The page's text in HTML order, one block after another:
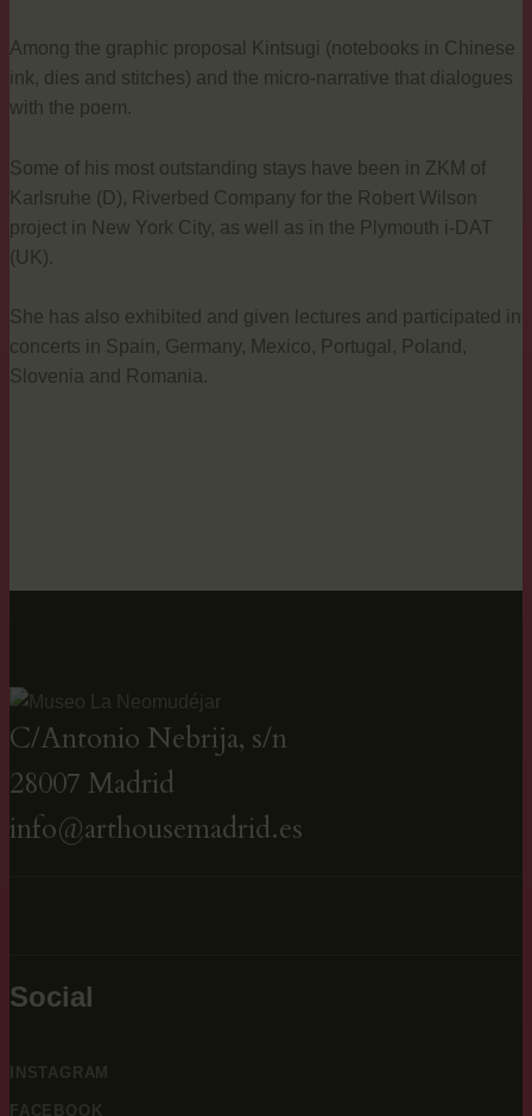
Among the graphic proposal Kintsugi (notebooks in Chinese
ink, dies and stitches) and the micro-narrative that dialogues
with the poem.
Some of his most outstanding stays have been in ZKM of
Karlsruhe (D), Riverbed Company for the Robert Wilson
project in New York City, as well as in the Plymouth i-DAT
(UK).
She has also exhibited and given lectures and participated in
concerts in Spain, Germany, Mexico, Portugal, Poland,
Slovenia and Romania.
C/Antonio Nebrija, s/n
28007 Madrid
info@arthousemadrid.es
Social
INSTAGRAM
FACEBOOK